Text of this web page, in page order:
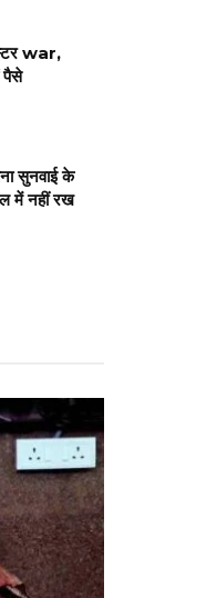
war,
पैसे
सुनवाई के
में नहीं रख